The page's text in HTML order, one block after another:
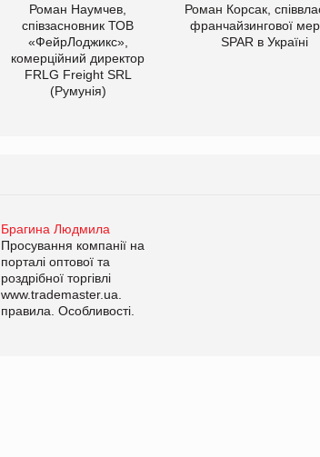
Роман Наумчев,
співзасновник ТОВ
«ФейрЛоджикс»,
комерційний директор
FRLG Freight SRL
(Румунія)
Роман Корсак,
франчайзингової
SPAR в Україні
Брагина Людмила
Просування компанії на
порталі оптової та
роздрібної торгівлі
www.trademaster.ua.
правила. Особливості.